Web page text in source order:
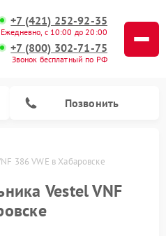
+7 (421) 252-92-35
Ежедневно, с 10:00 до 20:00
+7 (800) 302-71-75
Звонок бесплатный по РФ
Позвонить
386 VWE в Хабаровске
Vestel VNF